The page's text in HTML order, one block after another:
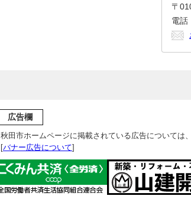
〒
電
広告欄
秋田市ホームページに掲載されている広告については
[バナー広告について]